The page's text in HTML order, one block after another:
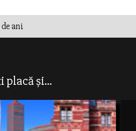
de ani
placă și...